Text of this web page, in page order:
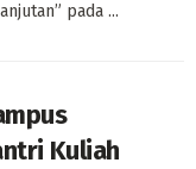
pada ...
Kuliah